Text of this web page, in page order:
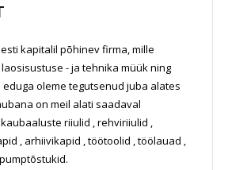
kapitalil põhinev firma, mille
- ja tehnika müük ning
oleme tegutsenud juba alates
on meil alati saadaval
riiulid , rehviriiulid ,
, arhiivikapid , töötoolid , töölauad ,